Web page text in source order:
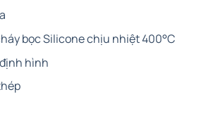
bọc Silicone chịu nhiệt 400°C
hình